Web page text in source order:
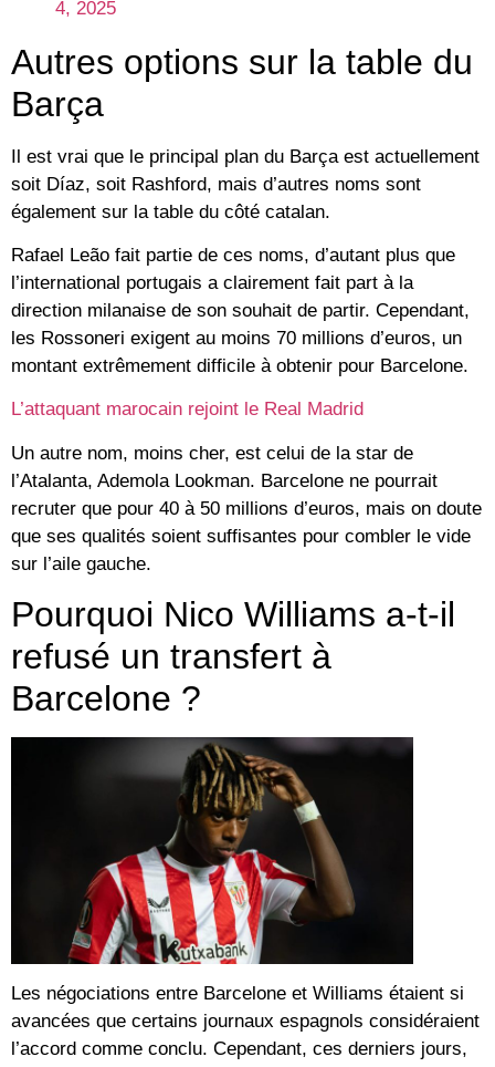
4, 2025
Autres options sur la table du
Barça
Il est vrai que le principal plan du Barça est actuellement
soit Díaz, soit Rashford, mais d’autres noms sont
également sur la table du côté catalan.
Rafael Leão fait partie de ces noms, d’autant plus que
l’international portugais a clairement fait part à la
direction milanaise de son souhait de partir. Cependant,
les Rossoneri exigent au moins 70 millions d’euros, un
montant extrêmement difficile à obtenir pour Barcelone.
L’attaquant marocain rejoint le Real Madrid
Un autre nom, moins cher, est celui de la star de
l’Atalanta, Ademola Lookman. Barcelone ne pourrait
recruter que pour 40 à 50 millions d’euros, mais on doute
que ses qualités soient suffisantes pour combler le vide
sur l’aile gauche.
Pourquoi Nico Williams a-t-il
refusé un transfert à
Barcelone ?
Les négociations entre Barcelone et Williams étaient si
avancées que certains journaux espagnols considéraient
l’accord comme conclu. Cependant, ces derniers jours,